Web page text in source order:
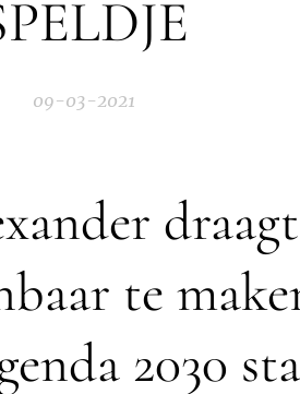
09-03-2021
te
2030